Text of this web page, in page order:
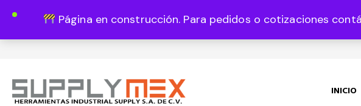
Página en construcción. Para pedidos o cotizaciones
INICIO